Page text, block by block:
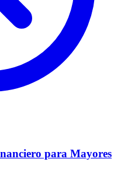
para Mayores